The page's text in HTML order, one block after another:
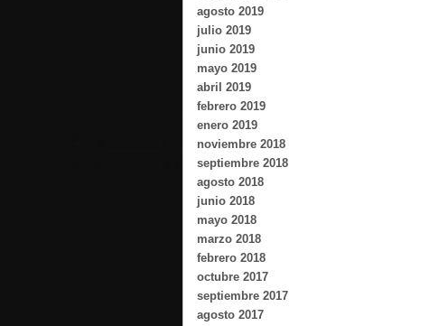
agosto 2019
julio 2019
junio 2019
mayo 2019
abril 2019
febrero 2019
enero 2019
noviembre 2018
septiembre 2018
agosto 2018
junio 2018
mayo 2018
marzo 2018
febrero 2018
octubre 2017
septiembre 2017
agosto 2017